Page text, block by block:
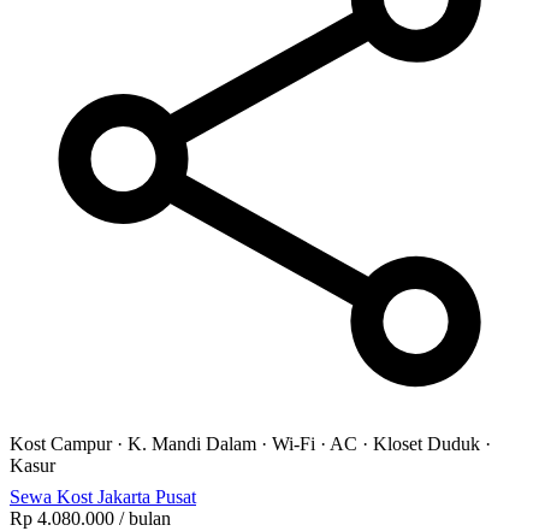
Kost Campur· K. Mandi Dalam · Wi-Fi · AC · Kloset Duduk ·
Kasur
Sewa Kost Jakarta Pusat
Rp 4.080.000 / bulan